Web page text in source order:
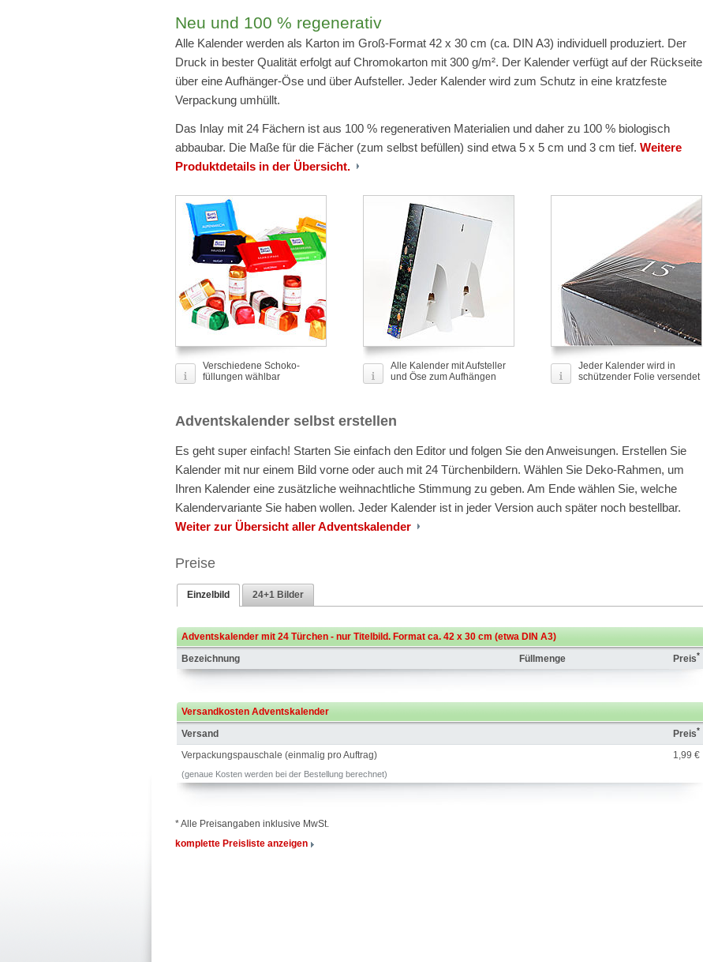
Neu und 100 % regenerativ
Alle Kalender werden als Karton im Groß-Format 42 x 30 cm (ca. DIN A3) individuell produziert. Der
Druck in bester Qualität erfolgt auf Chromokarton mit 300 g/m². Der Kalender verfügt auf der Rückseite
über eine Aufhänger-Öse und über Aufsteller. Jeder Kalender wird zum Schutz in eine kratzfeste
Verpackung umhüllt.
Das Inlay mit 24 Fächern ist aus 100 % regenerativen Materialien und daher zu 100 % biologisch
abbaubar. Die Maße für die Fächer (zum selbst befüllen) sind etwa 5 x 5 cm und 3 cm tief. Weitere
Produktdetails in der Übersicht.
Verschiedene Schoko-
füllungen wählbar
Alle Kalender mit Aufsteller
und Öse zum Aufhängen
Jeder Kalender wird in
schützender Folie versendet
Adventskalender selbst erstellen
Es geht super einfach! Starten Sie einfach den Editor und folgen Sie den Anweisungen. Erstellen Sie
Kalender mit nur einem Bild vorne oder auch mit 24 Türchenbildern. Wählen Sie Deko-Rahmen, um
Ihren Kalender eine zusätzliche weihnachtliche Stimmung zu geben. Am Ende wählen Sie, welche
Kalendervariante Sie haben wollen. Jeder Kalender ist in jeder Version auch später noch bestellbar.
Weiter zur Übersicht aller Adventskalender
Preise
Einzelbild 24+1 Bilder
Adventskalender mit 24 Türchen - nur Titelbild. Format ca. 42 x 30 cm (etwa DIN A3)
Bezeichnung
Füllmenge Preis*
Versandkosten Adventskalender
Versand
Preis*
Verpackungspauschale (einmalig pro Auftrag) 1,99 €
(genaue Kosten werden bei der Bestellung berechnet)
* Alle Preisangaben inklusive MwSt.
komplette Preisliste anzeigen